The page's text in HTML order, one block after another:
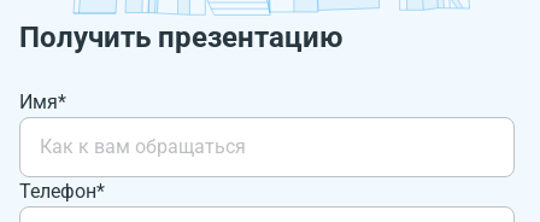
Получить презентацию
Имя*
Телефон*